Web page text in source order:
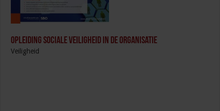
Opleiding Sociale Veiligheid in de Organisatie
Veiligheid